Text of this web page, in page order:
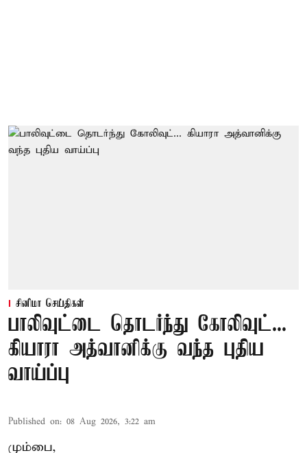
சினிமா செய்திகள்
பாலிவுட்டை தொடர்ந்து கோலிவுட்...
கியாரா அத்வானிக்கு வந்த புதிய
வாய்ப்பு
Published on: 08 Aug 2026, 3:22 am
மும்பை,